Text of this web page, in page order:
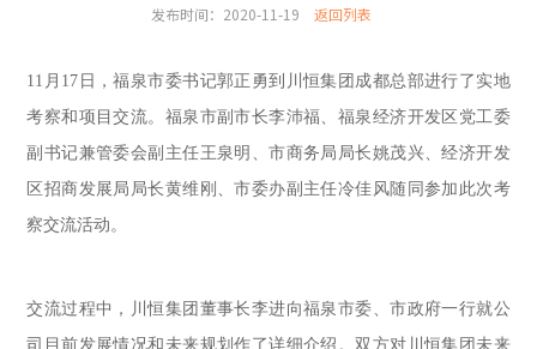
发布时间：2020-11-19 返回列表
11月17日，福泉市委书记郭正勇到川恒集团成都总部进行了实地
考察和项目交流。福泉市副市长李沛福、福泉经济开发区党工委
副书记兼管委会副主任王泉明、市商务局局长姚茂兴、经济开发
区招商发展局局长黄维刚、市委办副主任冷佳风随同参加此次考
察交流活动。
交流过程中，川恒集团董事长李进向福泉市委、市政府一行就公
司目前发展情况和未来规划作了详细介绍。双方对川恒集团未来